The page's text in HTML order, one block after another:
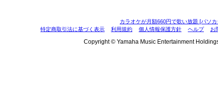
カラオケが月額660円で歌い放題 [パソ
特定商取引法に基づく表示
利用規約 個人情報保護方針 ヘルプ お
Copyright © Yamaha Music Entertainment